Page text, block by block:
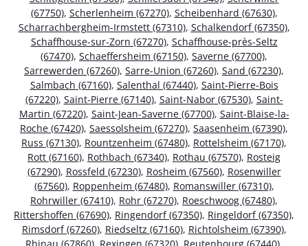
(67750), Scherlenheim (67270), Scheibenhard (67630),
Scharrachbergheim-Irmstett (67310), Schalkendorf (67350),
Schaffhouse-sur-Zorn (67270), Schaffhouse-près-Seltz
(67470), Schaeffersheim (67150), Saverne (67700),
Sarrewerden (67260), Sarre-Union (67260), Sand (67230),
Salmbach (67160), Salenthal (67440), Saint-Pierre-Bois
(67220), Saint-Pierre (67140), Saint-Nabor (67530), Saint-
Martin (67220), Saint-Jean-Saverne (67700), Saint-Blaise-la-
Roche (67420), Saessolsheim (67270), Saasenheim (67390),
Russ (67130), Rountzenheim (67480), Rottelsheim (67170),
Rott (67160), Rothbach (67340), Rothau (67570), Rosteig
(67290), Rossfeld (67230), Rosheim (67560), Rosenwiller
(67560), Roppenheim (67480), Romanswiller (67310),
Rohrwiller (67410), Rohr (67270), Roeschwoog (67480),
Rittershoffen (67690), Ringendorf (67350), Ringeldorf (67350),
Rimsdorf (67260), Riedseltz (67160), Richtolsheim (67390),